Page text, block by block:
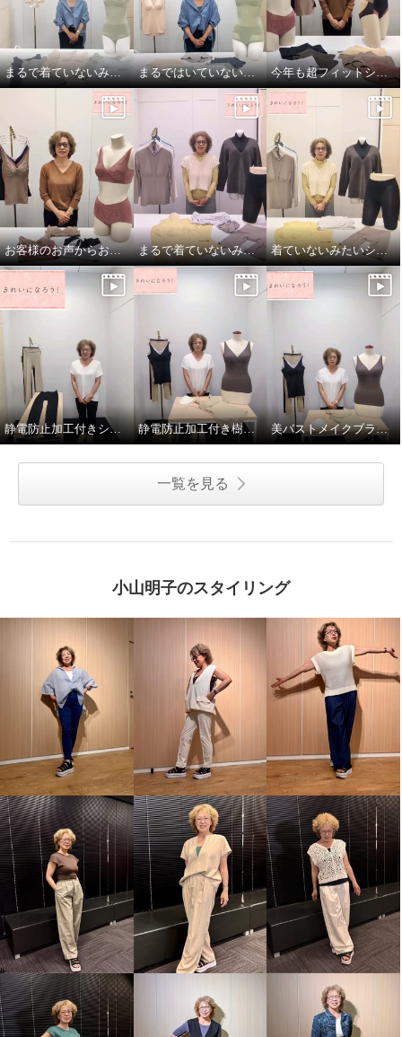
きれいになろう！ 爽やかメッシ
ュ調 ワイヤーで美バストメイク
ブラキャミ２枚セット
Ｍ
¥0
きれいになろう！ 爽やかメッシ
ュ調 ワイヤーで美バストメイク
ブラジャー２枚セット
ネイビー×オフ Ｍ
¥0
まるで着ていないみたい！超のびのび吸水速乾 付きカップ付きタンクトップ まるではいていないみたい！超のびのび吸水速乾付きショーツ 今年も超フィットショーツしっかりバージョン！
お客様のお声からお作りしたブラとブラキャミです！ まるで着ていないみたい！でもおしゃれ！ 着ていないみたいシリーズ！超のびのび秋冬バージョン
静電防止加工付きシェイプレギンス2枚セット 静電防止加工付き樹脂ワイヤー入り美バストメイクブラキャミ 美バストメイクブラキャミの着方のポイント！
一覧を見る
小山明子のスタイリング